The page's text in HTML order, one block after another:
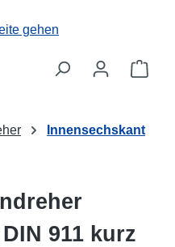
Innensechskant
911 kurz